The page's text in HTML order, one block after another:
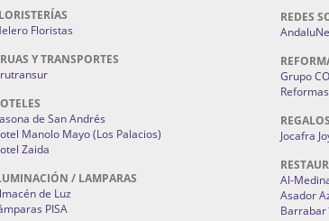
Floristas
Y TRANSPORTES
de San Andrés
Manolo Mayo (Los Palacios)
Zaida
/ LAMPARAS
de Luz
PISA
REDES
Grupo
Jocafra
Al-
Asador